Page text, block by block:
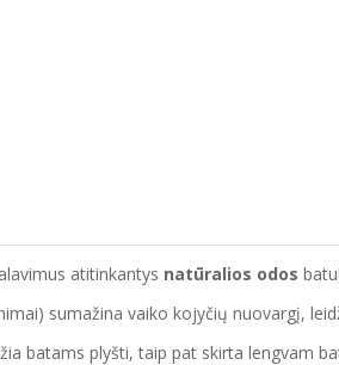
atitinkantys natūralios odos
sumažina vaiko kojyčių nuovargį,
batams plyšti, taip pat skirta lengvam